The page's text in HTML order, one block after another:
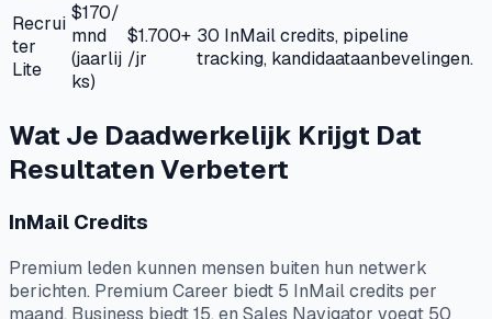
Recrui
ter
Lite
$170/
mnd
(jaarlij
ks)
$1.700+
/jr
30 InMail credits, pipeline
tracking, kandidaataanbevelingen.
Wat Je Daadwerkelijk Krijgt Dat
Resultaten Verbetert
InMail Credits
Premium leden kunnen mensen buiten hun netwerk
berichten. Premium Career biedt 5 InMail credits per
maand, Business biedt 15, en Sales Navigator voegt 50